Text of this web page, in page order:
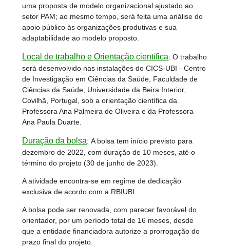
uma proposta de modelo organizacional ajustado ao
setor PAM; ao mesmo tempo, será feita uma análise do
apoio público às organizações produtivas e sua
adaptabilidade ao modelo proposto.
Local de trabalho e Orientação científica:O trabalho
será desenvolvido nas instalações do CICS-UBI - Centro
de Investigação em Ciências da Saúde, Faculdade de
Ciências da Saúde, Universidade da Beira Interior,
Covilhã, Portugal, sob a orientação científica da
Professora Ana Palmeira de Oliveira e da Professora
Ana Paula Duarte.
Duração da bolsa:A bolsa tem início previsto para
dezembro de 2022, com duração de 10 meses, até o
término do projeto (30 de junho de 2023).
A atividade encontra-se em regime de dedicação
exclusiva de acordo com a RBIUBI.
A bolsa pode ser renovada, com parecer favorável do
orientador, por um período total de 16 meses, desde
que a entidade financiadora autorize a prorrogação do
prazo final do projeto.